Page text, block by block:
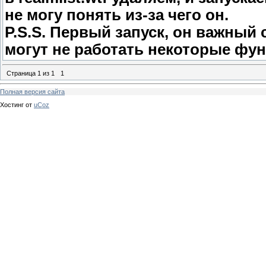
не могу понять из-за чего он.
P.S.S. Первый запуск, он
могут не работать некоторые
Страница 1 из 1 1
Полная версия сайта
Хостинг от uCoz